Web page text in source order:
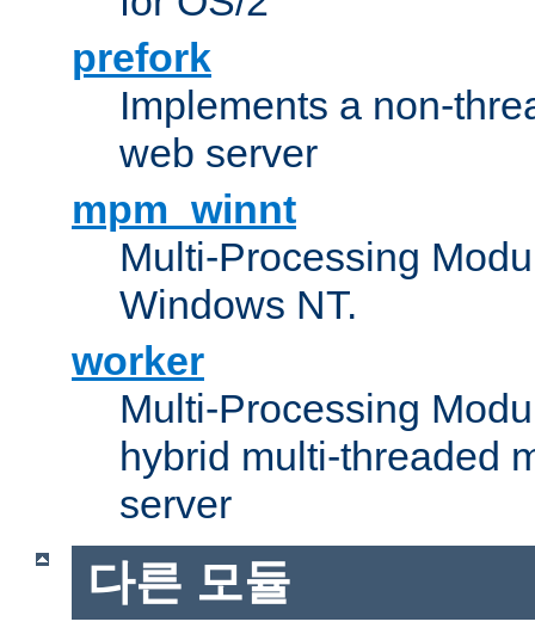
prefork
Implements a non-
web server
mpm_winnt
Multi-Processing
Windows NT.
worker
Multi-Processing
hybrid multi-threaded
server
다른 모듈